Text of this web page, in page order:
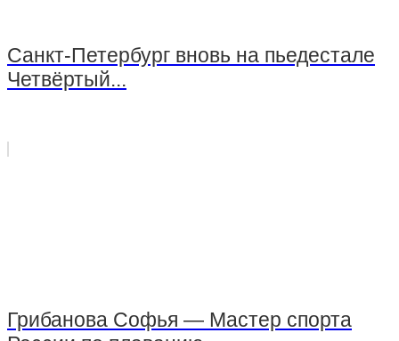
Санкт-Петербург вновь на пьедестале
Четвёртый...
Грибанова Софья — Мастер спорта